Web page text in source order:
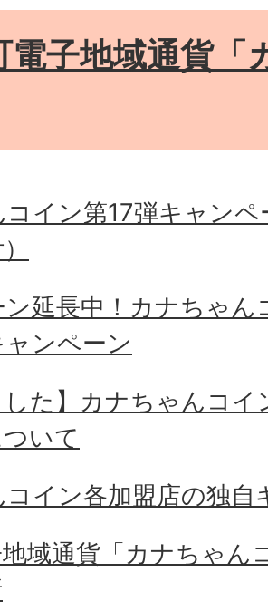
電子地域通貨「
イン第17弾キャン
延長中！カナちゃ
ンペーン
した】カナちゃんコ
いて
イン各加盟店の独自
域通貨「カナちゃん